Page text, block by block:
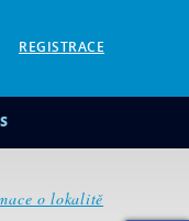
REGISTRACE
o lokalitě